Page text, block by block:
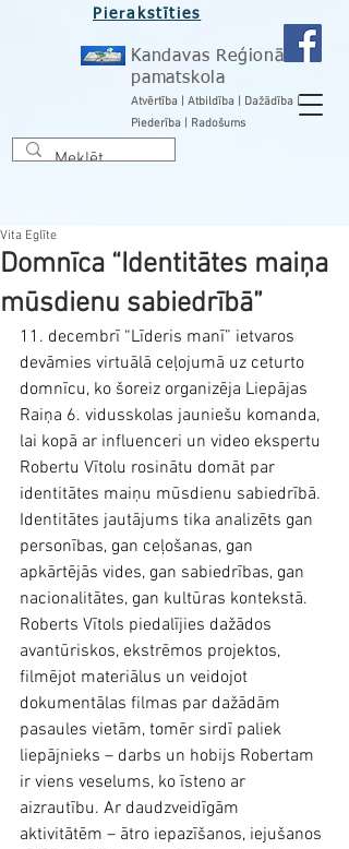
Pierakstīties
Kandavas Reģionālā
pamatskola
Atvērtība | Atbildība | Dažādība |
Piederība | Radošums
Domnīca “Identitātes maiņa
mūsdienu sabiedrībā”
Vita Eglīte
11. decembrī “Līderis manī” ietvaros
devāmies virtuālā ceļojumā uz ceturto
domnīcu, ko šoreiz organizēja Liepājas
Raiņa 6. vidusskolas jauniešu komanda,
lai kopā ar influenceri un video ekspertu
Robertu Vītolu rosinātu domāt par
identitātes maiņu mūsdienu sabiedrībā.
Identitātes jautājums tika analizēts gan
personības, gan ceļošanas, gan
apkārtējās vides, gan sabiedrības, gan
nacionalitātes, gan kultūras kontekstā.
Roberts Vītols piedalījies dažādos
avantūriskos, ekstrēmos projektos,
filmējot materiālus un veidojot
dokumentālas filmas par dažādām
pasaules vietām, tomēr sirdī paliek
liepājnieks – darbs un hobijs Robertam
ir viens veselums, ko īsteno ar
aizrautību. Ar daudzveidīgām
aktivitātēm – ātro iepazīšanos, iejušanos